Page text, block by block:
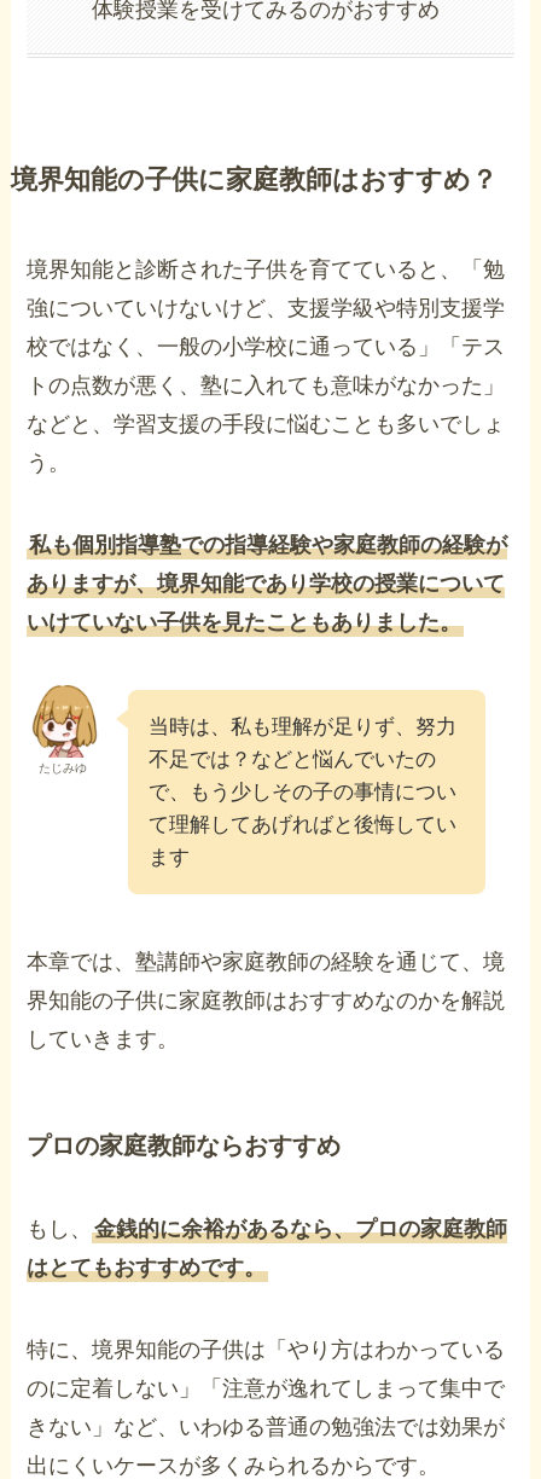
体験授業を受けてみるのがおすすめ
境界知能の子供に家庭教師はおすすめ？
境界知能と診断された子供を育てていると、「勉
強についていけないけど、支援学級や特別支援学
校ではなく、一般の小学校に通っている」「テス
トの点数が悪く、塾に入れても意味がなかった」
などと、学習支援の手段に悩むことも多いでしょ
う。
私も個別指導塾での指導経験や家庭教師の経験が
ありますが、境界知能であり学校の授業について
いけていない子供を見たこともありました。
たじみゆ
当時は、私も理解が足りず、努力
不足では？などと悩んでいたの
で、もう少しその子の事情につい
て理解してあげればと後悔してい
ます
本章では、塾講師や家庭教師の経験を通じて、境
界知能の子供に家庭教師はおすすめなのかを解説
していきます。
プロの家庭教師ならおすすめ
もし、金銭的に余裕があるなら、プロの家庭教師
はとてもおすすめです。
特に、境界知能の子供は「やり方はわかっている
のに定着しない」「注意が逸れてしまって集中で
きない」など、いわゆる普通の勉強法では効果が
出にくいケースが多くみられるからです。